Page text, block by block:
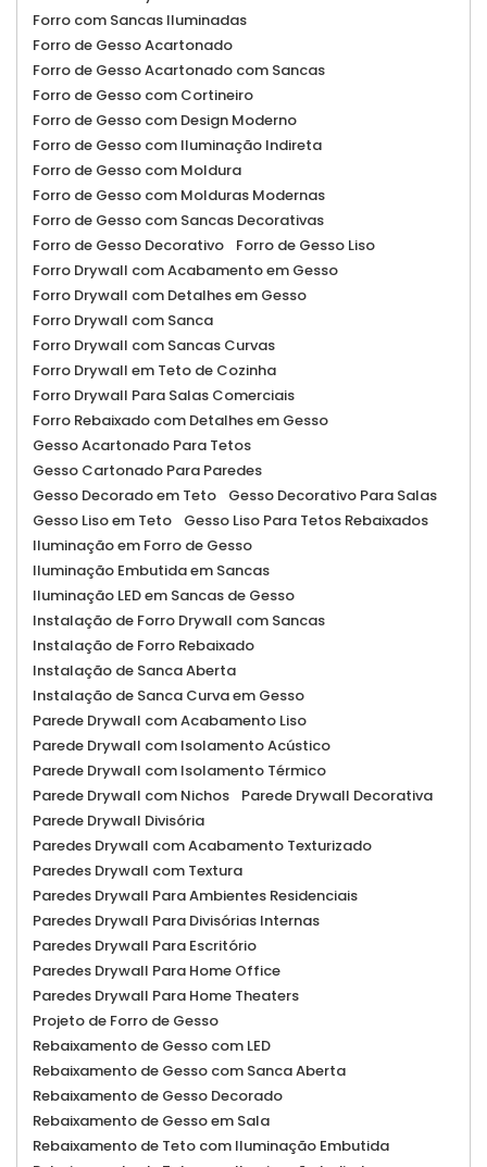
Forro com Sancas Iluminadas
Forro de Gesso Acartonado
Forro de Gesso Acartonado com Sancas
Forro de Gesso com Cortineiro
Forro de Gesso com Design Moderno
Forro de Gesso com Iluminação Indireta
Forro de Gesso com Moldura
Forro de Gesso com Molduras Modernas
Forro de Gesso com Sancas Decorativas
Forro de Gesso Decorativo
Forro de Gesso Liso
Forro Drywall com Acabamento em Gesso
Forro Drywall com Detalhes em Gesso
Forro Drywall com Sanca
Forro Drywall com Sancas Curvas
Forro Drywall em Teto de Cozinha
Forro Drywall Para Salas Comerciais
Forro Rebaixado com Detalhes em Gesso
Gesso Acartonado Para Tetos
Gesso Cartonado Para Paredes
Gesso Decorado em Teto
Gesso Decorativo Para Salas
Gesso Liso em Teto
Gesso Liso Para Tetos Rebaixados
Iluminação em Forro de Gesso
Iluminação Embutida em Sancas
Iluminação LED em Sancas de Gesso
Instalação de Forro Drywall com Sancas
Instalação de Forro Rebaixado
Instalação de Sanca Aberta
Instalação de Sanca Curva em Gesso
Parede Drywall com Acabamento Liso
Parede Drywall com Isolamento Acústico
Parede Drywall com Isolamento Térmico
Parede Drywall com Nichos
Parede Drywall Decorativa
Parede Drywall Divisória
Paredes Drywall com Acabamento Texturizado
Paredes Drywall com Textura
Paredes Drywall Para Ambientes Residenciais
Paredes Drywall Para Divisórias Internas
Paredes Drywall Para Escritório
Paredes Drywall Para Home Office
Paredes Drywall Para Home Theaters
Projeto de Forro de Gesso
Rebaixamento de Gesso com LED
Rebaixamento de Gesso com Sanca Aberta
Rebaixamento de Gesso Decorado
Rebaixamento de Gesso em Sala
Rebaixamento de Teto com Iluminação Embutida